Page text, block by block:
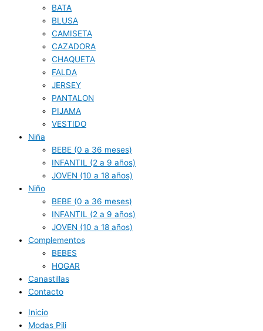
BATA
BLUSA
CAMISETA
CAZADORA
CHAQUETA
FALDA
JERSEY
PANTALON
PIJAMA
VESTIDO
Niña
BEBE (0 a 36 meses)
INFANTIL (2 a 9 años)
JOVEN (10 a 18 años)
Niño
BEBE (0 a 36 meses)
INFANTIL (2 a 9 años)
JOVEN (10 a 18 años)
Complementos
BEBES
HOGAR
Canastillas
Contacto
Inicio
Modas Pili